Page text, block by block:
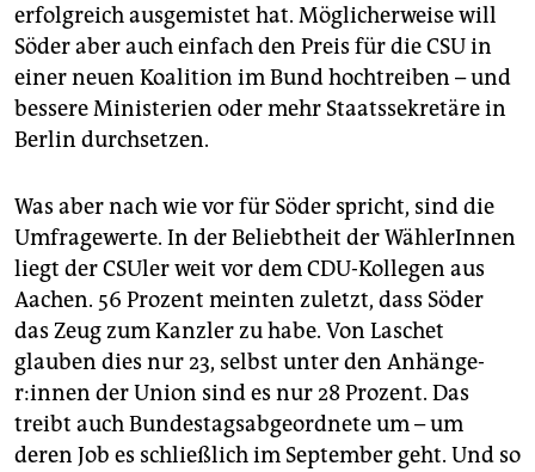
erfolgreich ausgemistet hat. Möglicherweise will
Söder aber auch einfach den Preis für die CSU in
einer neuen Koalition im Bund hochtreiben – und
bessere Ministerien oder mehr Staatssekretäre in
Berlin durchsetzen.
Was aber nach wie vor für Söder spricht, sind die
Umfragewerte. In der Beliebtheit der WählerInnen
liegt der CSUler weit vor dem CDU-Kollegen aus
Aachen. 56 Prozent meinten zuletzt, dass Söder
das Zeug zum Kanzler zu habe. Von Laschet
glauben dies nur 23, selbst unter den An­hän­ge­
r:in­nen der Union sind es nur 28 Prozent. Das
treibt auch Bundestagsabgeordnete um – um
deren Job es schließlich im September geht. Und so